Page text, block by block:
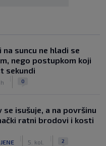
suncu ne hladi se
nego postupkom koji
sekundi
0
se isušuje, a na površinu
ratni brodovi i kosti
5. kol. 2